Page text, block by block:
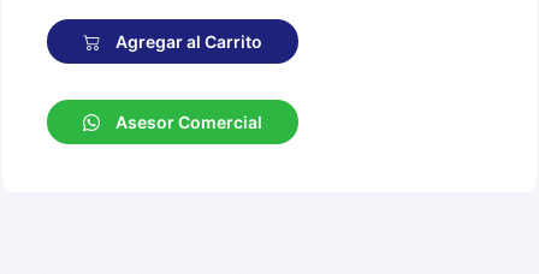
Agregar al Carrito
Asesor Comercial